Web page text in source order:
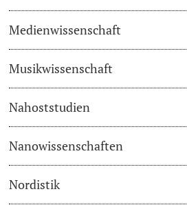
Digitales Lernen
Sprachenzentrum
Lernbörse
Lernräume
Medienwissenschaft
Musikwissenschaft
Nahoststudien
Nanowissenschaften
Nordistik